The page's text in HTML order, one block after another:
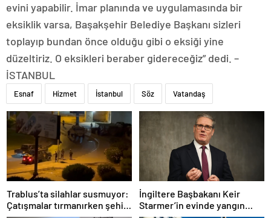
evini yapabilir. İmar planında ve uygulamasında bir
eksiklik varsa, Başakşehir Belediye Başkanı sizleri
toplayıp bundan önce olduğu gibi o eksiği yine
düzeltiriz. O eksikleri beraber gidereceğiz” dedi. –
İSTANBUL
Esnaf Hizmet İstanbul Söz Vatandaş
Trablus’ta silahlar susmuyor:
Çatışmalar tırmanırken şehir
İngiltere Başbakanı Keir
Starmer’in evinde yangın